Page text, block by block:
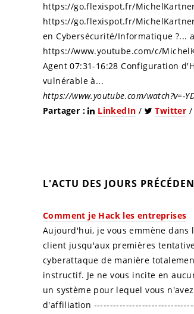
https://go.flexispot.fr/
https://go.flexispot.fr/
en Cybersécurité/Informatique ?...
https://www.youtube.com/c/
Agent 07:31-16:28 Configuration
vulnérable à...
https://www.youtube.com/watch?v=-
Partager :
LinkedIn / Twitter
L'ACTU DES JOURS
Comment je Hack les entreprises
Aujourd'hui, je vous emmène
client jusqu'aux premières
cyberattaque de manière
instructif. Je ne vous incite en
un système pour lequel vous
d'affiliation